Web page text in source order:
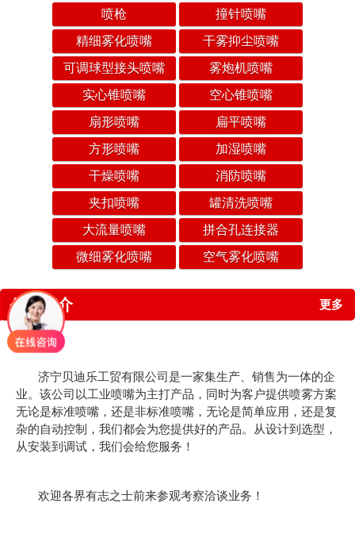
喷枪
撞针喷嘴
精细雾化喷嘴
干雾抑尘喷嘴
可调球型接头喷嘴
雾炮机喷嘴
实心锥喷嘴
空心锥喷嘴
扇形喷嘴
扁平喷嘴
方形喷嘴
加湿喷嘴
干燥喷嘴
消防喷嘴
夹扣喷嘴
罐清洗喷嘴
大流量喷嘴
拼合孔连接器
微细雾化喷嘴
空气雾化喷嘴
公司简介 更多
济宁贝迪乐工贸有限公司是一家集生产、销售为一体的企
业。该公司以工业喷嘴为主打产品，同时为客户提供喷雾方案
无论是标准喷嘴，还是非标准喷嘴，无论是简单应用，还是复
杂的自动控制，我们都会为您提供好的产品。从设计到选型，
从安装到调试，我们会给您服务！
欢迎各界有志之士前来参观考察洽谈业务！